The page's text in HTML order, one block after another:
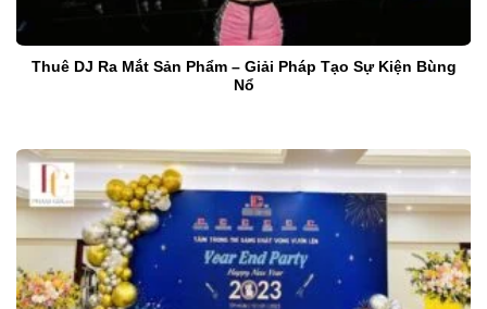
Thuê DJ Ra Mắt Sản Phẩm – Giải Pháp Tạo Sự Kiện Bùng
Nổ